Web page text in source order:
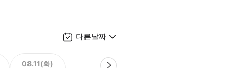
다른날짜
08.11(화)